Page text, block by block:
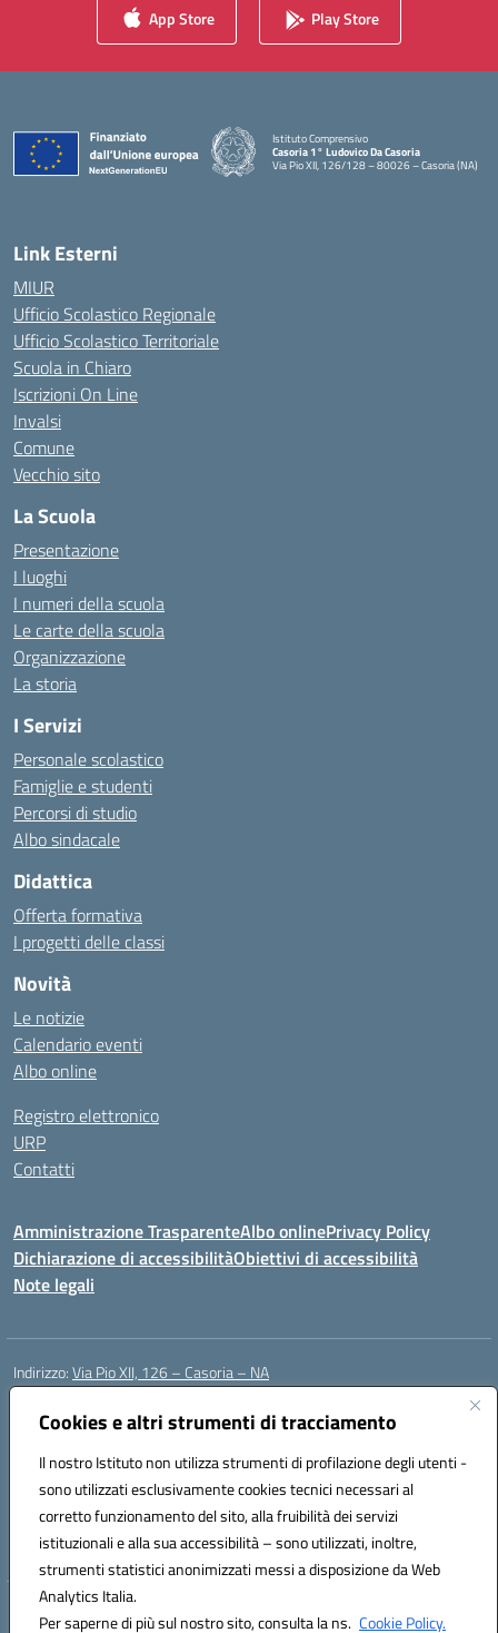
Cookies e altri strumenti di tracciamento
Il nostro Istituto non utilizza strumenti di profilazione degli utenti -
sono utilizzati esclusivamente cookies tecnici necessari al
corretto funzionamento del sito, alla fruibilità dei servizi
istituzionali e alla sua accessibilità – sono utilizzati, inoltre,
strumenti statistici anonimizzati messi a disposizione da Web
Analytics Italia.
Per saperne di più sul nostro sito, consulta la ns. Cookie Policy.
App Store Play Store
Istituto Comprensivo
Casoria 1° Ludovico Da Casoria
Via Pio XII, 126/128 – 80026 – Casoria (NA)
Link Esterni
MIUR
Ufficio Scolastico Regionale
Ufficio Scolastico Territoriale
Scuola in Chiaro
Iscrizioni On Line
Invalsi
Comune
Vecchio sito
La Scuola
Presentazione
I luoghi
I numeri della scuola
Le carte della scuola
Organizzazione
La storia
I Servizi
Personale scolastico
Famiglie e studenti
Percorsi di studio
Albo sindacale
Didattica
Offerta formativa
I progetti delle classi
Novità
Le notizie
Calendario eventi
Albo online
Registro elettronico
URP
Contatti
Amministrazione TrasparenteAlbo onlinePrivacy Policy
Dichiarazione di accessibilitàObiettivi di accessibilità
Note legali
Indirizzo:Via Pio XII, 126 – Casoria – NA
Centralino:
Posta elettronica certificata (PEC):naic8et00d@pec.istruzione.it
Codice fiscale: 93056760635
Codice meccanografico:NAIC8ET00D
Codice Indice delle Pubbliche Amministrazioni (IPA): clcc_063
Codice unico di fatturazione (CUF): UFVE8K
Hosting & Powered by 3D Solution S.r.l.